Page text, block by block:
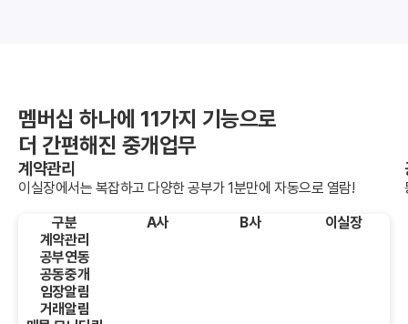
멤버십 하나에 11가지 기능으로
더 간편해진 중개업무
계약관리
이실장에서는 복잡하고 다양한 공부가 1분만에 자동으로 열람!
구분
A사 B사
이실장
계약관리
공부연동
공동중개
임장알림
거래알림